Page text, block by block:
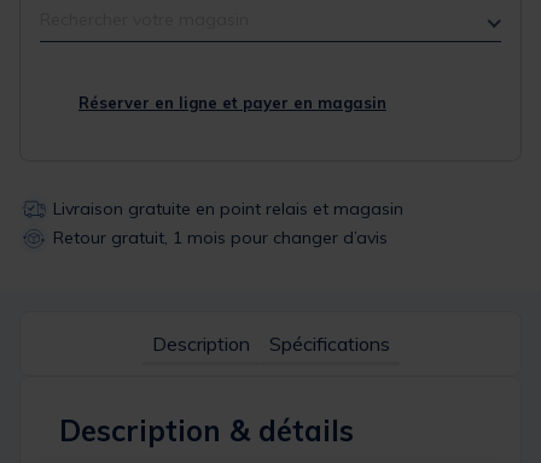
Réserver en ligne et payer en magasin
Livraison gratuite en point relais et magasin
Retour gratuit, 1 mois pour changer d’avis
Description Spécifications
Description & détails